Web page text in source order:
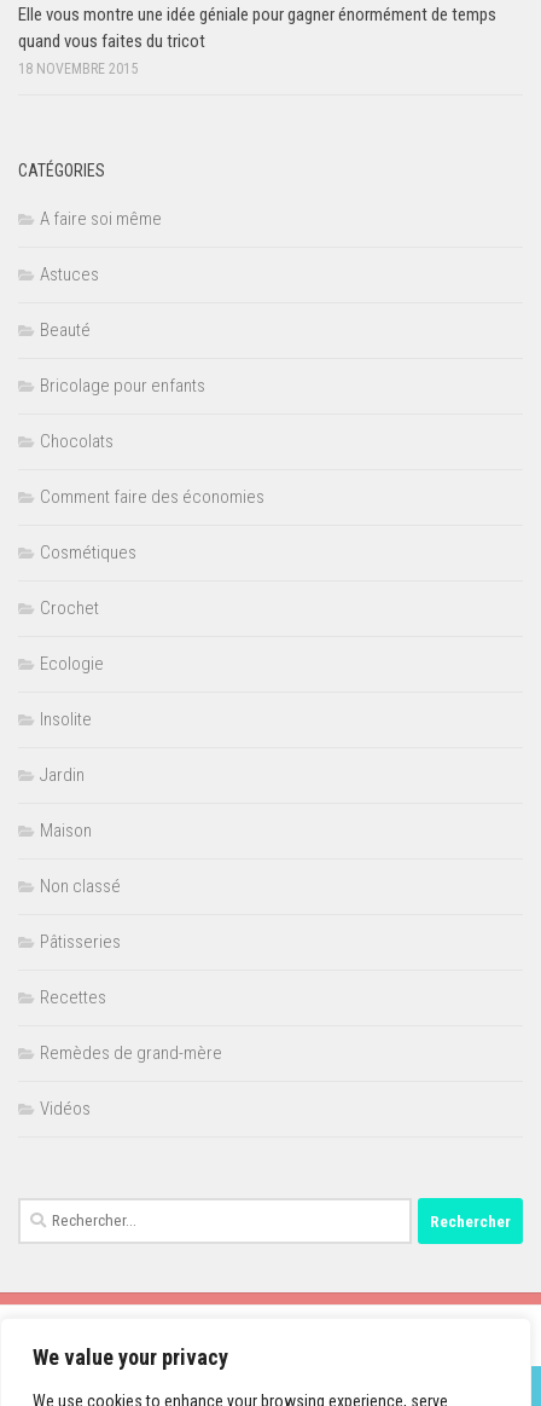
We value your privacy
We use cookies to enhance your browsing experience, serve
Elle vous montre une idée géniale pour gagner énormément de temps
quand vous faites du tricot
18 NOVEMBRE 2015
CATÉGORIES
A faire soi même
Astuces
Beauté
Bricolage pour enfants
Chocolats
Comment faire des économies
Cosmétiques
Crochet
Ecologie
Insolite
Jardin
Maison
Non classé
Pâtisseries
Recettes
Remèdes de grand-mère
Vidéos
Rechercher :